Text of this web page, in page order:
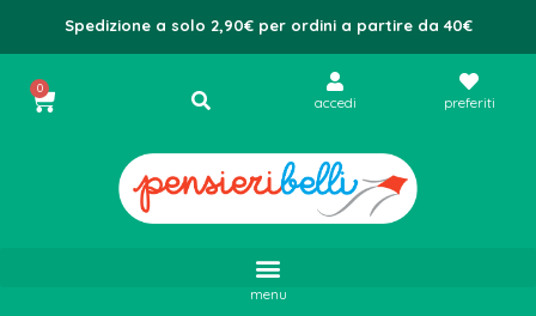
Spedizione a solo 2,90€ per ordini a partire da 40€
0
accedi preferiti
menu